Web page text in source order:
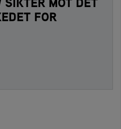
FOR